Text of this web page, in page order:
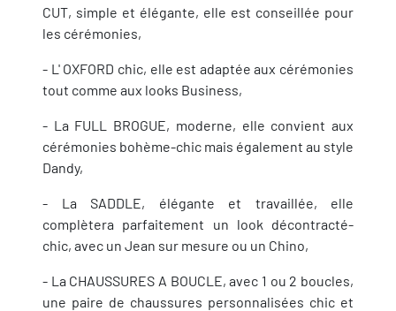
CUT, simple et élégante, elle est conseillée pour
les cérémonies,
- L' OXFORD chic, elle est adaptée aux cérémonies
tout comme aux looks Business,
- La FULL BROGUE, moderne, elle convient aux
cérémonies bohème-chic mais également au style
Dandy,
- La SADDLE, élégante et travaillée, elle
complètera parfaitement un look décontracté-
chic, avec un Jean sur mesure ou un Chino,
- La CHAUSSURES A BOUCLE, avec 1 ou 2 boucles,
une paire de chaussures personnalisées chic et